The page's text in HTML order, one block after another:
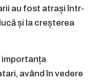
au fost atrași într-
și la creșterea
importanța
având în vedere